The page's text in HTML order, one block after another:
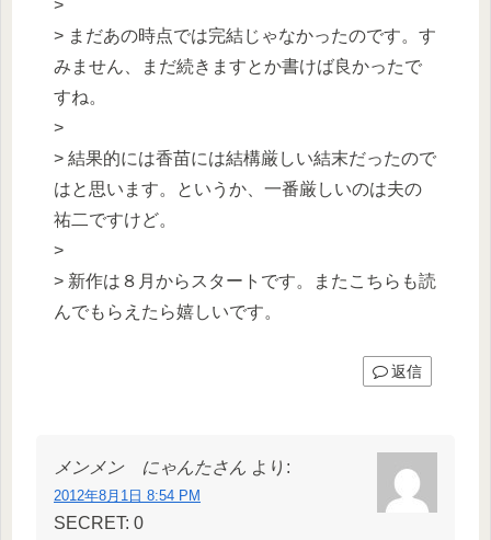
>
> まだあの時点では完結じゃなかったのです。す
みません、まだ続きますとか書けば良かったで
すね。
>
> 結果的には香苗には結構厳しい結末だったので
はと思います。というか、一番厳しいのは夫の
祐二ですけど。
>
> 新作は８月からスタートです。またこちらも読
んでもらえたら嬉しいです。
返信
メンメン にゃんたさん より:
2012年8月1日 8:54 PM
SECRET: 0